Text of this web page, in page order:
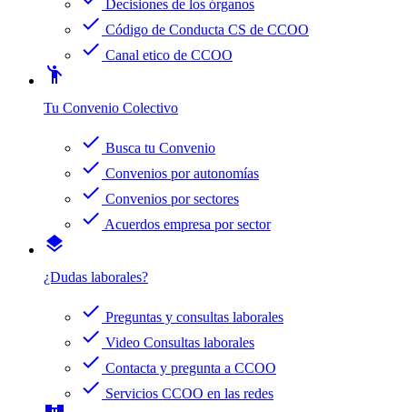
Decisiones de los órganos
check Código de Conducta CS de CCOO
check Canal etico de CCOO
emoji_people
Tu Convenio Colectivo
check Busca tu Convenio
check Convenios por autonomías
check Convenios por sectores
check Acuerdos empresa por sector
layers
¿Dudas laborales?
check Preguntas y consultas laborales
check Video Consultas laborales
check Contacta y pregunta a CCOO
check Servicios CCOO en las redes